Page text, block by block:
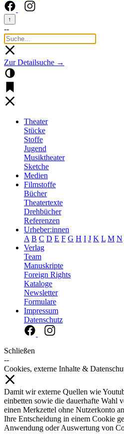
↑
--
Zur Detailsuche →
Theater
Stücke
Stoffe
Jugend
Musiktheater
Sketche
Medien
Filmstoffe
Bücher
Theatertexte
Drehbücher
Referenzen
Urheber:innen
A B C D E F G H I J K L M N
Verlag
Team
Manuskripte
Foreign Rights
Kataloge
Newsletter
Formulare
Impressum
Datenschutz
Schließen
--
Cookies, externe Inhalte &
Damit wir externe Quellen wie
einbetten sowie die dauerhafte Wahl
einen Merkzettel ohne Nutzerkonto
Ihre Entscheidung in einem Cookie
Anwendung oder Auswertung von